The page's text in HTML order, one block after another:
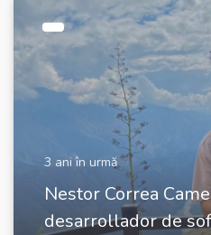
3 ani în urmă
Nestor Correa
desarrollador de